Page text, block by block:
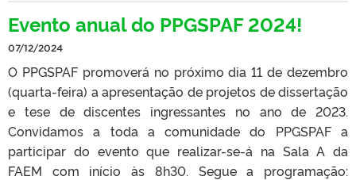
Evento anual do PPGSPAF 2024!
07/12/2024
O PPGSPAF promoverá no próximo dia 11 de dezembro
(quarta-feira) a apresentação de projetos de dissertação
e tese de discentes ingressantes no ano de 2023.
Convidamos a toda a comunidade do PPGSPAF a
participar do evento que realizar-se-á na Sala A da
FAEM com início às 8h30. Segue a programação: